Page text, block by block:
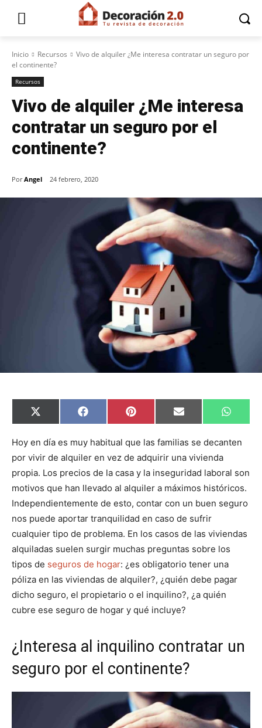
Inicio Recursos
Vivo de alquiler ¿Me interesa contratar un seguro por
el continente?
Recursos
Vivo de alquiler ¿Me interesa
contratar un seguro por el
continente?
Por Angel 24 febrero, 2020
C
o
p
r
i
r
e
n
X
(
w
t
e
r
)
C
o
p
r
i
r
e
n
F
a
e
o
o
k
C
o
p
r
i
r
e
n
P
i
t
r
e
s
t
C
o
p
r
t
i
r
e
n
E
m
i
C
o
p
t
i
r
e
n
W
h
t
p
p
Hoy en día es muy habitual que las familias se decanten
por vivir de alquiler en vez de adquirir una vivienda
propia. Los precios de la casa y la inseguridad laboral son
motivos que han llevado al alquiler a máximos históricos.
Independientemente de esto, contar con un buen seguro
nos puede aportar tranquilidad en caso de sufrir
cualquier tipo de problema. En los casos de las viviendas
alquiladas suelen surgir muchas preguntas sobre los
tipos de seguros de hogar: ¿es obligatorio tener una
póliza en las viviendas de alquiler?, ¿quién debe pagar
dicho seguro, el propietario o el inquilino?, ¿a quién
cubre ese seguro de hogar y qué incluye?
¿Interesa al inquilino contratar un
seguro por el continente?